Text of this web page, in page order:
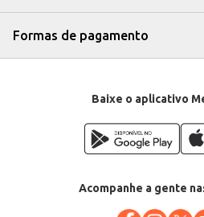
Formas de pagamento
Baixe o aplicativo
Acompanhe a gente